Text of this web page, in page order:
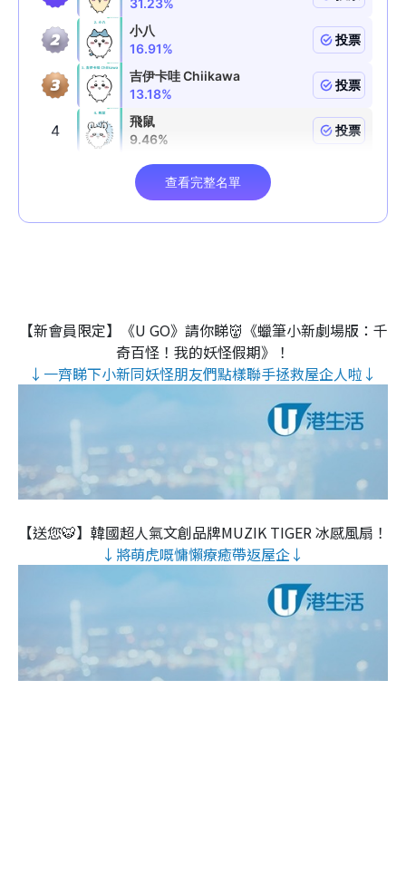
【新會員限定】《U GO》請你睇👹《蠟筆小新劇場版：千
奇百怪！我的妖怪假期》！
↓一齊睇下小新同妖怪朋友們點樣聯手拯救屋企人啦↓
【送您🐯】韓國超人氣文創品牌MUZIK TIGER 冰感風扇！
↓將萌虎嘅慵懶療癒帶返屋企↓